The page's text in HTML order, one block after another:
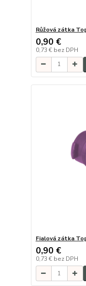
Růžová zátka
0,90 €
0,73 € bez DPH
Fialová zátka
0,90 €
0,73 € bez DPH